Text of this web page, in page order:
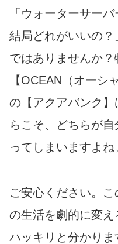
「ウォーターサー
結局どれがいいの
ではありませんか
【OCEAN（オーシ
の【アクアバンク
らこそ、どちらが
ってしまいますよね
ご安心ください。
の生活を劇的に変え
ハッキリと分かり